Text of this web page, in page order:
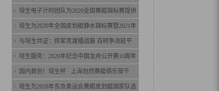
培生电子计时团队为2020全国赛艇锦标赛提供
培生为2020年全国皮划艇静水锦标赛暨2021年
与培生共证：挥桨竞渡擂战鼓 百舸争流延平
培生服务：2020年纪念中国龙舟公开赛10周年
国内首创！培生杯 · 上海划然赛艇俱乐部千
培生为2020年东京奥运会赛艇皮划艇国家队选